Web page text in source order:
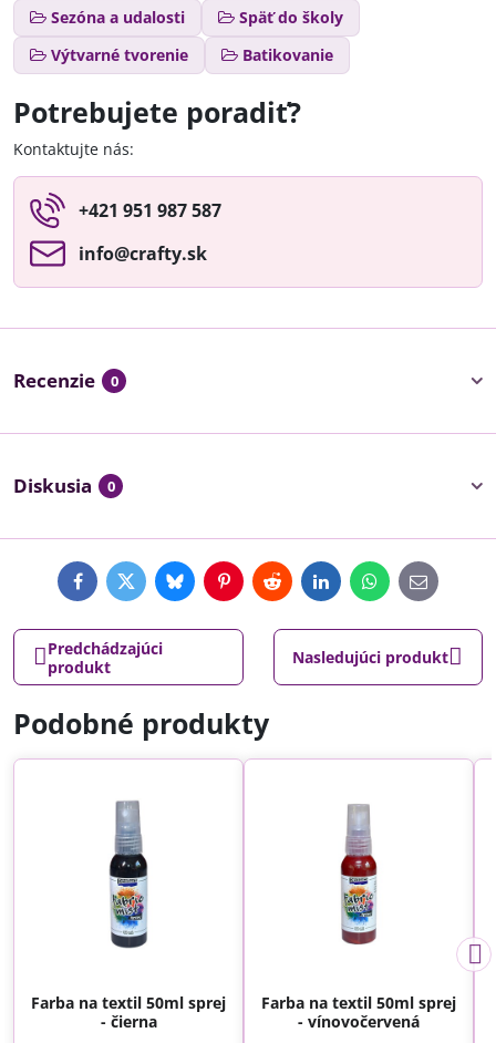
Sezóna a udalosti
Späť do školy
Výtvarné tvorenie
Batikovanie
Potrebujete poradiť?
Kontaktujte nás:
+421 951 987 587
info​@crafty​.sk
Recenzie 0
Diskusia 0
FacebookTwitterBlueskyPinterestRedditLinkedInWhatsApp
E-
mail
Predchádzajúci
produkt
Nasledujúci produkt
Podobné produkty
Farba na textil 50ml sprej
- čierna
Farba na textil 50ml sprej
- vínovočervená